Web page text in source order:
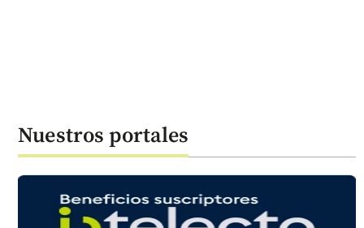
Nuestros portales